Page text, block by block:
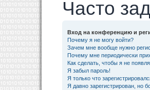
Часто
Вход на конференцию и
Почему я не могу войти?
Зачем мне вообще нужно
Почему мне периодически
Как сделать, чтобы я не
Я забыл пароль!
Я только что
Я давно зарегистрирован, но